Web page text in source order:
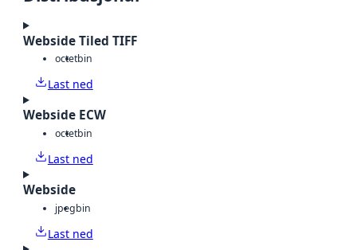
Webside Tiled TIFF
octetbin
Last ned
Webside ECW
octetbin
Last ned
Webside
jpegbin
Last ned